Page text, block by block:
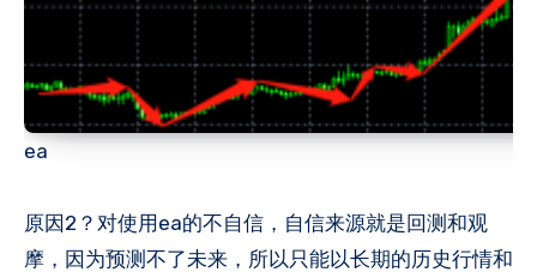
ea
原因2？对使用ea的不自信，自信来源就是回测和观
摩，因为预测不了未来，所以只能以长期的历史行情和